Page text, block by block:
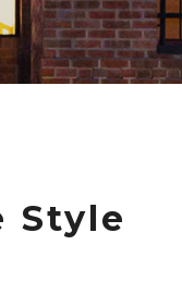
Style